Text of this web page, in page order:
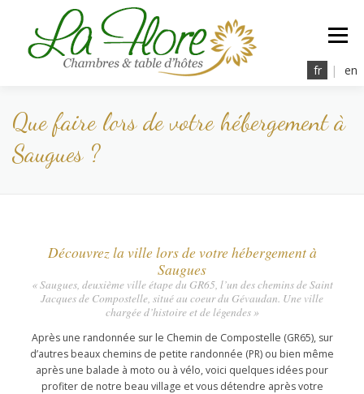
contenu
Menu
la Flore nos Chambres à Table Détente
Que faire lors de votre hébergement à
Saugues ?
Découvrez la ville lors de votre hébergement à
Saugues
« Saugues, deuxième ville étape du GR65, l’un des chemins de Saint
Jacques de Compostelle, situé au coeur du Gévaudan. Une ville
chargée d’histoire et de légendes »
Après une randonnée sur le Chemin de Compostelle (GR65), sur
d’autres beaux chemins de petite randonnée (PR) ou bien même
après une balade à moto ou à vélo, voici quelques idées pour
profiter de notre beau village et vous détendre après votre
fr | en